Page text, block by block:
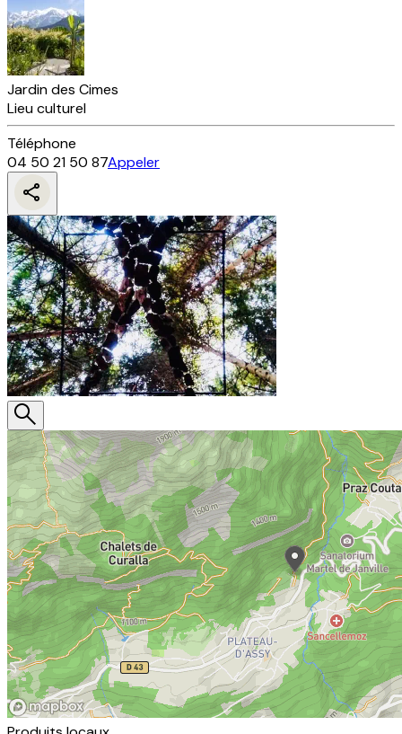
Jardin des Cimes
Lieu culturel
Téléphone
04 50 21 50 87Appeler